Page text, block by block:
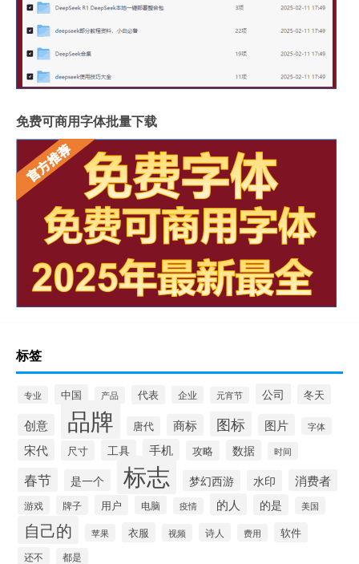
免费可商用字体批量下载
标签
专业 中国 产品 代表 企业 元宵节 公司 冬天
创意 品牌 唐代 商标 图标 图片 字体
宋代 尺寸 工具 手机 攻略 数据 时间
春节 是一个 标志 梦幻西游 水印 消费者
游戏 牌子 用户 电脑 疫情 的人 的是 美国
自己的 苹果 衣服 视频 诗人 费用 软件
还不 都是